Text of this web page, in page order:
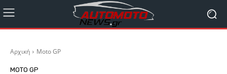
Αρχική Moto GP
MOTO GP